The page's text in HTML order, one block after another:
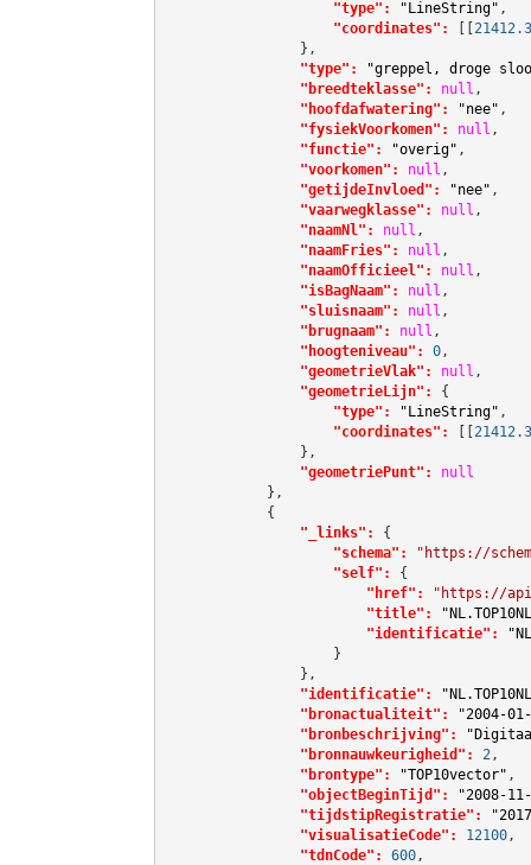
"type":
"LineString" ,
"coordinates":
[[
                },
"type":
"greppel, droge
"breedteklasse":
null ,
"hoofdafwatering":
"nee" ,
"fysiekVoorkomen":
null ,
"functie":
"overig" ,
"voorkomen":
null ,
"getijdeInvloed":
"nee" ,
"vaarwegklasse":
null ,
"naamNl":
null ,
"naamFries":
null ,
"naamOfficieel":
null ,
"isBagNaam":
null ,
"sluisnaam":
null ,
"brugnaam":
null ,
"hoogteniveau":
0,
"geometrieVlak":
null ,
"geometrieLijn":
{
"type":
"LineString" ,
"coordinates":
[[
                },
"geometriePunt":
null
            },
            {
"_links":
{
"schema":
"https://
"self":
{
"href":
"https://
"title":
"identificatie":
                    }
                },
"identificatie":
"bronactualiteit":
"2004-
"bronbeschrijving":
"bronnauwkeurigheid":
2 ,
"brontype":
"TOP10vector" ,
"objectBeginTijd":
"2008-
"tijdstipRegistratie":
"visualisatieCode":
12100,
"tdnCode":
600,